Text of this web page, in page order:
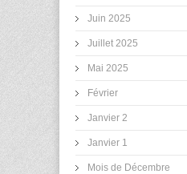
Juin 2025
Juillet 2025
Mai 2025
Février
Janvier 2
Janvier 1
Mois de Décembre